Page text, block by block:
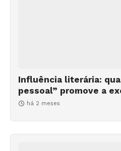
Influência literária:
pessoal” promove a
há 2 meses